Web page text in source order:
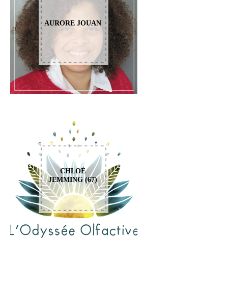
AURORE JOUAN
CHLOÉ
JEMMING (67)